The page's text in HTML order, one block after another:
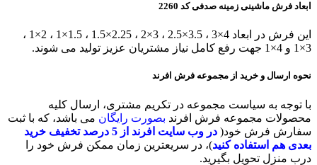
ابعاد فرش ماشینی زمینه صدفی کد 2260
این فرش در ابعاد 4×3 ، 3.5×2.5 ، 3×2 ، 2.25×1.5 ، 1.5×1 ، 2×1 ،
3×1 و 4×1 جهت رفع کامل نیاز مشتریان عزیز تولید می شوند.
نحوه ارسال و خرید از مجموعه فرش افرند
با توجه به سیاست مجموعه در تکریم مشتری، ارسال کلیه
محصولات مجموعه فرش افرند بصورت رایگان می باشد، که با ثبت
سفارش فرش خود( در وب سایت افرند
از 5 درصد تخفیف خرید
بعدی هم استفاده کنید)، در سریعترین زمان ممکن فرش خود را
درب منزل تحویل بگیرید.